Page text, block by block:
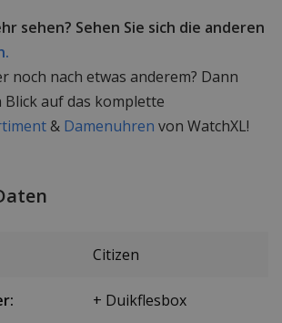
sehen? Sehen Sie sich die anderen
noch nach etwas anderem? Dann
Blick auf das komplette
& Damenuhren von WatchXL!
Citizen
+ Duikflesbox